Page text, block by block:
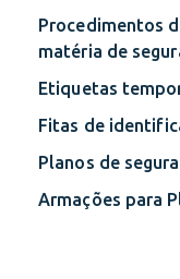
Procedimentos
matéria de
Etiquetas
Fitas de
Planos de
Armações para